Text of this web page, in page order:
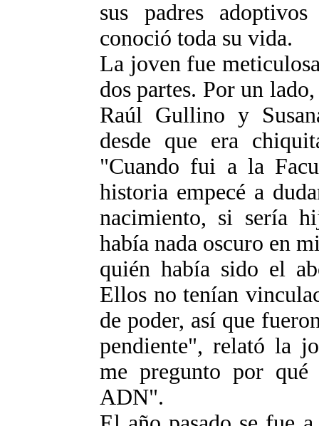
sus padres
conoció toda su vida.
La joven fue
dos partes. Por un
Raúl Gullino y
desde que era
"Cuando fui a la
historia empecé a
nacimiento, si sería
había nada oscuro en
quién había sido el
Ellos no tenían
de poder, así que
pendiente", relató la
me pregunto por qué
ADN".